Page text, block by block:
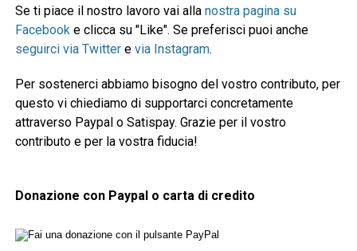
Se ti piace il nostro lavoro vai alla nostra pagina su
Facebook e clicca su "Like". Se preferisci puoi anche
seguirci via Twittere via Instagram.
Per sostenerci abbiamo bisogno del vostro contributo, per
questo vi chiediamo di supportarci concretamente
attraverso Paypal o Satispay. Grazie per il vostro
contributo e per la vostra fiducia!
Donazione con Paypal o carta di credito